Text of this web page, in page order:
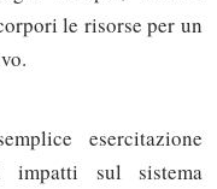
le risorse per un
esercitazione
impatti sul sistema